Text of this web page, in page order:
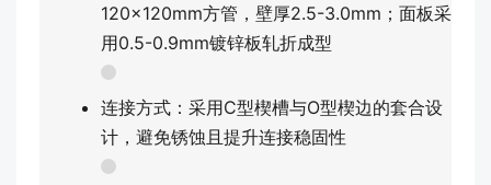
120×120mm方管，壁厚2.5-3.0mm；面板采
用0.5-0.9mm镀锌板轧折成型
连接方式：采用C型楔槽与O型楔边的套合设
计，避免锈蚀且提升连接稳固性